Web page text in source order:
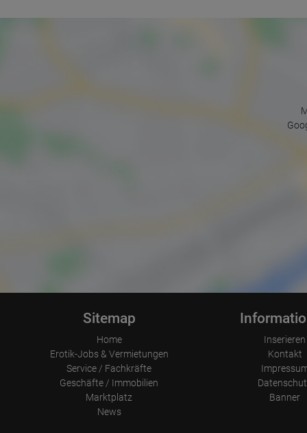
Sitemap
Home
Erotik-Jobs & Vermietungen
Service / Fachkräfte
Geschäfte / Immobilien
Marktplatz
News
Inserieren
Kontakt
Banner